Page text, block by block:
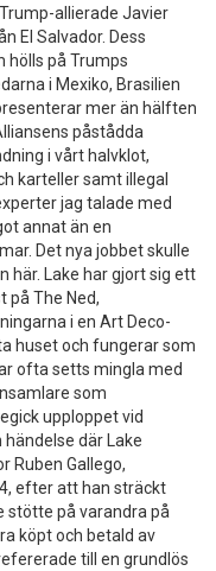
allierade Javier
El Salvador. Dess
hölls på Trumps
i Mexiko, Brasilien
mer än hälften
påstådda
i vårt halvklot,
karteller samt illegal
jag talade med
annat än en
Det nya jobbet skulle
här. Lake har gjort sig ett
på The Ned,
i en Art Deco-
huset och fungerar som
ofta setts mingla med
som
upploppet vid
där Lake
Ruben Gallego,
efter att han sträckt
stötte på varandra på
köpt och betald av
till en grundlös